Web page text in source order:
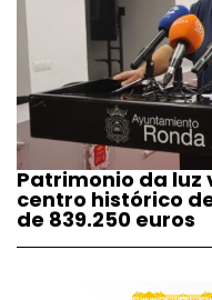
Patrimonio da luz
centro histórico
de 839.250 euros